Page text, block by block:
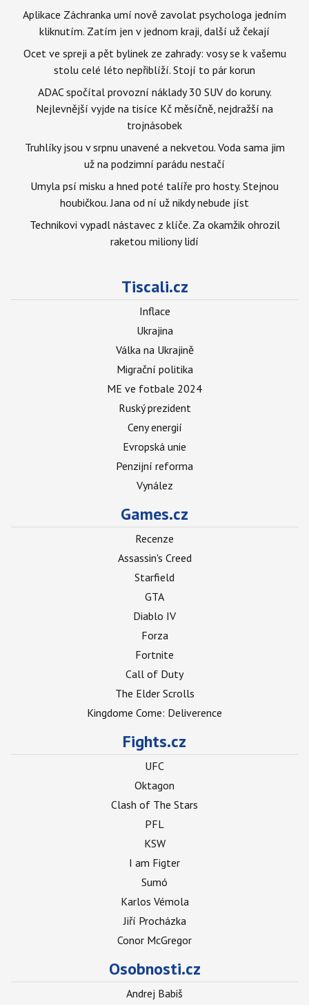
Aplikace Záchranka umí nově zavolat psychologa jedním
kliknutím. Zatím jen v jednom kraji, další už čekají
Ocet ve spreji a pět bylinek ze zahrady: vosy se k vašemu
stolu celé léto nepřiblíží. Stojí to pár korun
ADAC spočítal provozní náklady 30 SUV do koruny.
Nejlevnější vyjde na tisíce Kč měsíčně, nejdražší na
trojnásobek
Truhlíky jsou v srpnu unavené a nekvetou. Voda sama jim
už na podzimní parádu nestačí
Umyla psí misku a hned poté talíře pro hosty. Stejnou
houbičkou. Jana od ní už nikdy nebude jíst
Technikovi vypadl nástavec z klíče. Za okamžik ohrozil
raketou miliony lidí
Tiscali.cz
Inflace
Ukrajina
Válka na Ukrajině
Migrační politika
ME ve fotbale 2024
Ruský prezident
Ceny energií
Evropská unie
Penzijní reforma
Vynález
Games.cz
Recenze
Assassin's Creed
Starfield
GTA
Diablo IV
Forza
Fortnite
Call of Duty
The Elder Scrolls
Kingdome Come: Deliverence
Fights.cz
UFC
Oktagon
Clash of The Stars
PFL
KSW
I am Figter
Sumó
Karlos Vémola
Jiří Procházka
Conor McGregor
Osobnosti.cz
Andrej Babiš